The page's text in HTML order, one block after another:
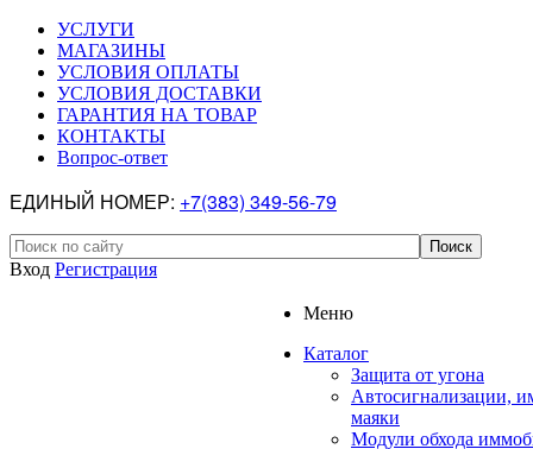
УСЛУГИ
МАГАЗИНЫ
УСЛОВИЯ ОПЛАТЫ
УСЛОВИЯ ДОСТАВКИ
ГАРАНТИЯ НА ТОВАР
КОНТАКТЫ
Вопрос-ответ
ЕДИНЫЙ НОМЕР: +7(383) 349-56-79
Вход Регистрация
Меню
Каталог
Защита от угона
Автосигнализации,
маяки
Модули обхода